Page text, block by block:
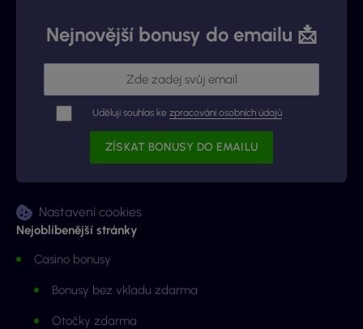
Nejnovější bonusy do emailu 📩
Uděluji souhlas ke zpracování osobních údajů
Nastavení cookies
Nejoblíbenější stránky
Casino bonusy
Bonusy bez vkladu zdarma
Otočky zdarma